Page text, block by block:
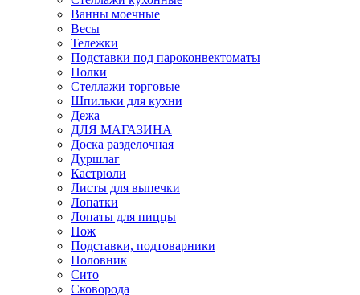
Ванны моечные
Весы
Тележки
Подставки под пароконвектоматы
Полки
Стеллажи торговые
Шпильки для кухни
Дежа
ДЛЯ МАГАЗИНА
Доска разделочная
Дуршлаг
Кастрюли
Листы для выпечки
Лопатки
Лопаты для пиццы
Нож
Подставки, подтоварники
Половник
Сито
Сковорода